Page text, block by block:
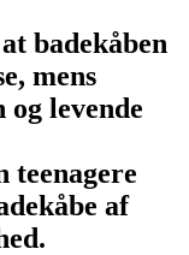
badekåben
mens
levende
teenagere
af